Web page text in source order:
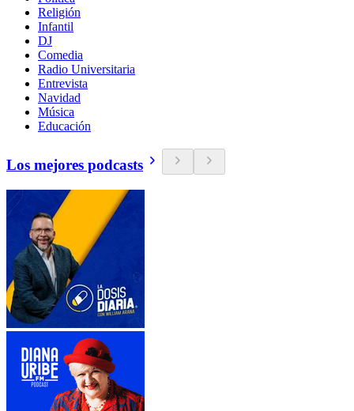
Religión
Infantil
DJ
Comedia
Radio Universitaria
Entrevista
Navidad
Música
Educación
Los mejores podcasts